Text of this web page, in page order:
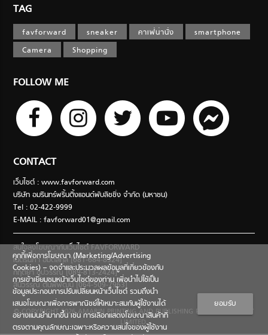
TAG
favforward sneaker คาเฟ่น่านั่ง
smartphone
Camera
Shopping
FOLLOW ME
CONTACT
เว็บไซต์ : www.favforward.com
บริษัท อมรินทร์พริ้นติ้งแอนด์พับลิชชิ่ง จำกัด (มหาชน)
Tel : 02-422-9999
E-MAIL :favforward01@gmail.com
สนใจลงโฆษณากับเว็บไซต์ FAVFORWARD
เนตรนภา อมตสกุล [081-684-8324]
กฤตยา อุปวรรณ [089-813-2424]
สินีวรรณ ตันพิพัฒน์ [064-509-7963]
© COPYRIGHT 2026 AMARIN PRINTING AND PUBLISHING PUBLIC COMPANY
LIMITED.
คุกกี้เพื่อการโฆษณา (Marketing/Advertising
Cookies) – จดจำและประมวลผลข้อมูลที่เกี่ยวข้องกับ
การเข้าเยี่ยมชมหน้าเว็บไซต์ของท่าน เพื่อนำไปใช้เป็น
ข้อมูลประกอบการปรับเปลี่ยนหน้าเว็บไซต์ รวมถึงนำ
เสนอโฆษณาเพื่อการพาณิชย์ให้เหมาะสมกับผู้ใช้งานได้
อย่างแม่นยำมากขึ้น เช่น การเลือกแสดงโฆษณาสินค้าที่
ตรงตามคุณลักษณะเฉพาะหรือความสนใจของผู้ใช้งาน
ยอมรับ